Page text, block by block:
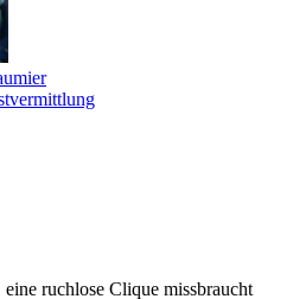
ruchlose Clique missbraucht